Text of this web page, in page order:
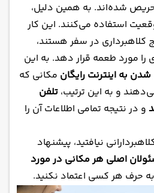
حریص شده‌اند. به همین دلیل،
استفاده می‌کنند. این کار
کلاهبرداری در سفر هستند،
را مورد طعمه قرار دهد. به این
به اینترنت رایگان مکانی که
و به این ترتیب، تلفن
و در نتیجه تمامی اطلاعات آن را
نیافتید، پیشنهاد
اصلی هر مکانی در مورد
حرف هر کسی اعتماد نکنید.